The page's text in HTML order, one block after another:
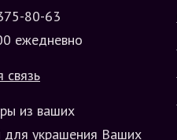
80-63
ежедневно
связь
из ваших
для украшения Ваших